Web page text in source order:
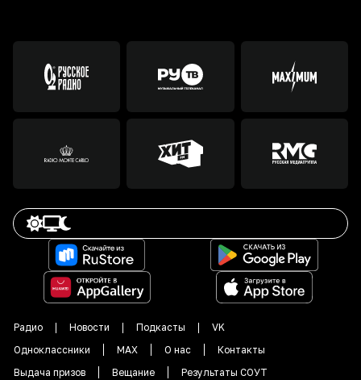
Радио Новости Подкасты
VK
Одноклассники
MAX О нас
Контакты
Выдача призов
Вещание Результаты СОУТ